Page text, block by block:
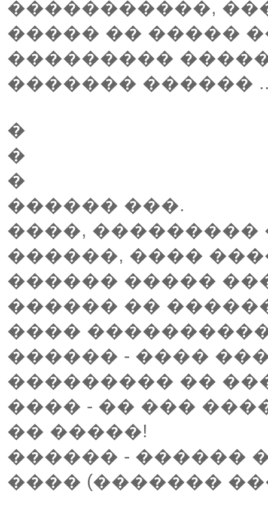
�����������,
����� �� �����
���������
������� ������
�
�
�
������ ���.
����,
������, ����
������ �����
������ ��
����
������ - ����
��������� ��
���� - �� ���
�� �����!
������ - ������
���� (�������